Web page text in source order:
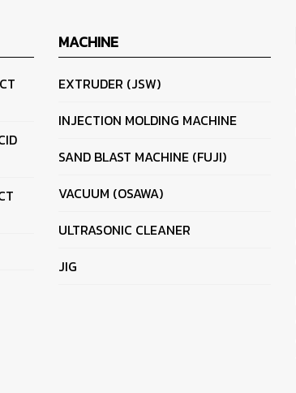
MACHINE
EXTRUDER (JSW)
INJECTION MOLDING MACHINE
SAND BLAST MACHINE (FUJI)
VACUUM (OSAWA)
ULTRASONIC CLEANER
JIG